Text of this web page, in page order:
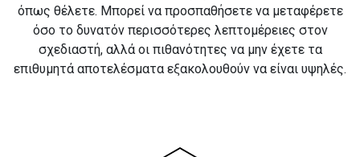
όπως θέλετε. Μπορεί να προσπαθήσετε να μεταφέρετε
όσο το δυνατόν περισσότερες λεπτομέρειες στον
σχεδιαστή, αλλά οι πιθανότητες να μην έχετε τα
επιθυμητά αποτελέσματα εξακολουθούν να είναι υψηλές.